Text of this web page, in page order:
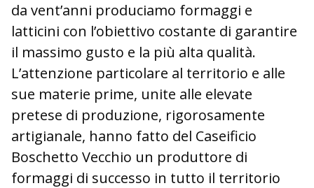
da vent’anni produciamo formaggi e
latticini con l’obiettivo costante di garantire
il massimo gusto e la più alta qualità.
L’attenzione particolare al territorio e alle
sue materie prime, unite alle elevate
pretese di produzione, rigorosamente
artigianale, hanno fatto del Caseificio
Boschetto Vecchio un produttore di
formaggi di successo in tutto il territorio